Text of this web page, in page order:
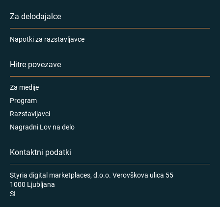
Za delodajalce
Napotki za razstavljavce
Hitre povezave
Za medije
Program
Razstavljavci
Nagradni Lov na delo
Kontaktni podatki
Styria digital marketplaces, d.o.o. Verovškova ulica 55
1000 Ljubljana
SI